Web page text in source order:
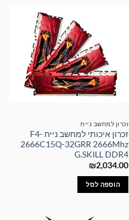
זכרון למחשב נייח
זכרון איכותי למחשב נייח F4-
2666C15Q-32GRR 2666Mhz
G.SKILL DDR4
₪2,034.00
הוספה לסל